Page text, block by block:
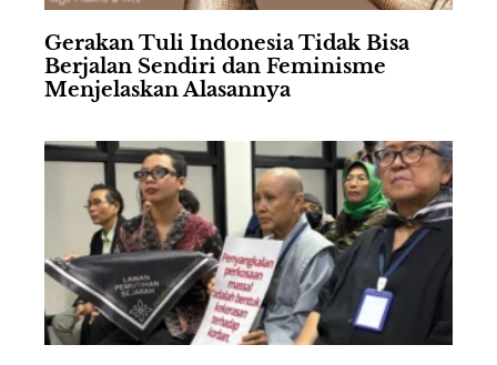
Gerakan Tuli Indonesia Tidak Bisa
Berjalan Sendiri dan Feminisme
Menjelaskan Alasannya